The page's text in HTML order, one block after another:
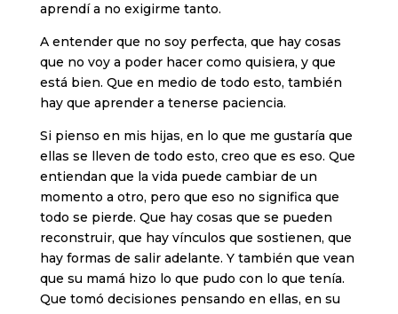
aprendí a no exigirme tanto.
A entender que no soy perfecta, que hay cosas
que no voy a poder hacer como quisiera, y que
está bien. Que en medio de todo esto, también
hay que aprender a tenerse paciencia.
Si pienso en mis hijas, en lo que me gustaría que
ellas se lleven de todo esto, creo que es eso. Que
entiendan que la vida puede cambiar de un
momento a otro, pero que eso no significa que
todo se pierde. Que hay cosas que se pueden
reconstruir, que hay vínculos que sostienen, que
hay formas de salir adelante. Y también que vean
que su mamá hizo lo que pudo con lo que tenía.
Que tomó decisiones pensando en ellas, en su